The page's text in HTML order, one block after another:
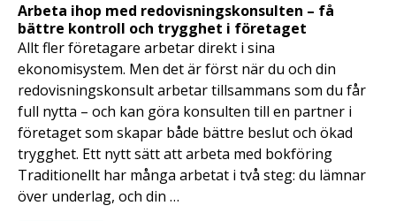
Arbeta ihop med redovisningskonsulten – få
bättre kontroll och trygghet i företaget
Allt fler företagare arbetar direkt i sina
ekonomisystem. Men det är först när du och din
redovisningskonsult arbetar tillsammans som du får
full nytta – och kan göra konsulten till en partner i
företaget som skapar både bättre beslut och ökad
trygghet. Ett nytt sätt att arbeta med bokföring
Traditionellt har många arbetat i två steg: du lämnar
över underlag, och din …